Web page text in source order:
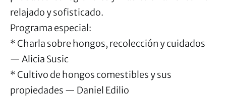
relajado y sofisticado.
Programa especial:
* Charla sobre hongos, recolección y cuidados
— Alicia Susic
* Cultivo de hongos comestibles y sus
propiedades — Daniel Edilio